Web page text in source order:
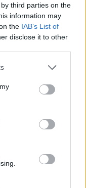
third parties on the
information may
the IAB’s List of
disclose it to other
or more Google
You may click to
party tags to
in below Google